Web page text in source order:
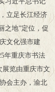
立足长江经济
之地”定位，促
文化强市建
年重庆市书法
展览由重庆市文
会主办，渝北